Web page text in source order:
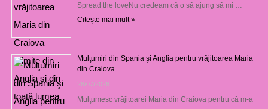
Spread the loveNu credeam că o să ajung să mi …
Citește mai mult »
Mulţumiri din Spania şi Anglia pentru vrăjitoarea Maria
din Craiova
28/07/2026
Mulţumesc vrăjitoarei Maria din Craiova pentru că m-a